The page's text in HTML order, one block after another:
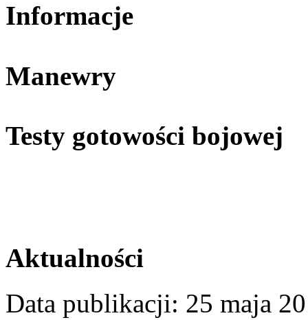
Informacje
Manewry
Testy gotowości bojowej
Aktualności
Data publikacji: 25 maja